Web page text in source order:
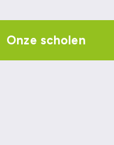
Onze scholen